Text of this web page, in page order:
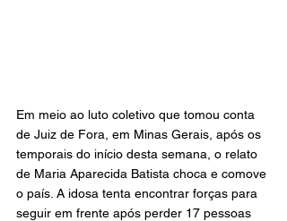
Em meio ao luto coletivo que tomou conta
de Juiz de Fora, em Minas Gerais, após os
temporais do início desta semana, o relato
de Maria Aparecida Batista choca e comove
o país. A idosa tenta encontrar forças para
seguir em frente após perder 17 pessoas